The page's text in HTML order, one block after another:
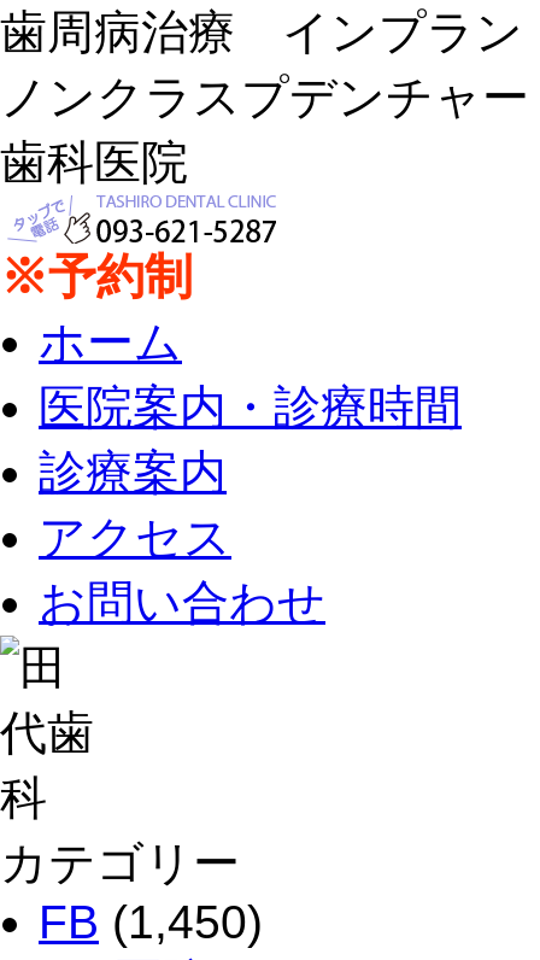
歯周病治療 インプラ
ノンクラスプデンチャ
歯科医院
※予約制
ホーム
医院案内・診療時間
診療案内
アクセス
お問い合わせ
カテゴリー
FB (1,450)